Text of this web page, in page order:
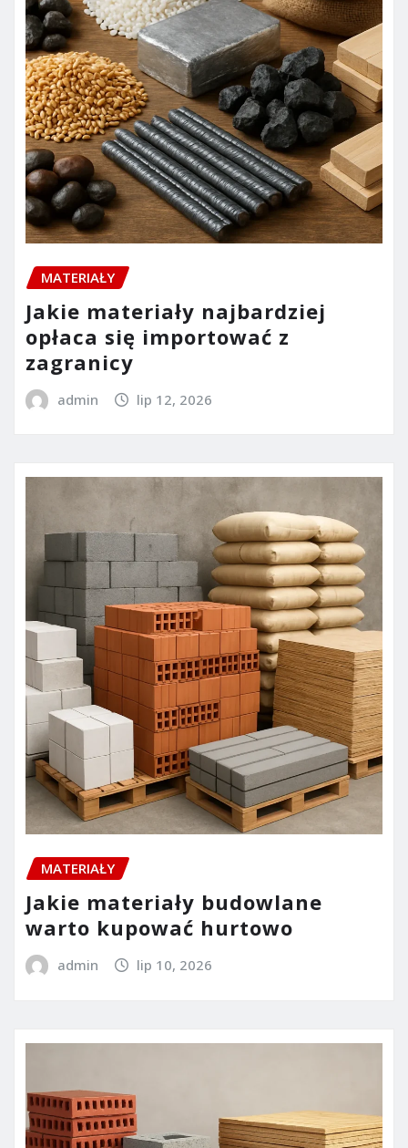
MATERIAŁY
Jakie materiały najbardziej
opłaca się importować z
zagranicy
admin lip 12, 2026
MATERIAŁY
Jakie materiały budowlane
warto kupować hurtowo
admin lip 10, 2026